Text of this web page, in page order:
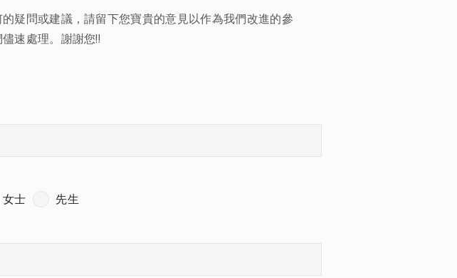
疑問或建議，請留下您寶貴的意見以作為我們改進的參
速處理。謝謝您!!
女士
先生